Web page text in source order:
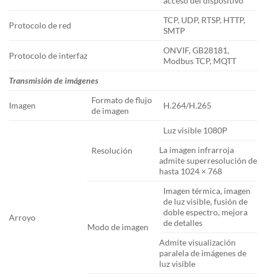
Protocolo de red
TCP, UDP, RTSP, HTTP,
SMTP
Protocolo de interfaz
ONVIF, GB28181,
Modbus TCP, MQTT
Transmisión de imágenes
Imagen
Formato de flujo
de imagen
H.264/H.265
Arroyo
Resolución
Luz visible 1080P
La imagen infrarroja
admite superresolución de
hasta 1024 × 768
Modo de imagen
Imagen térmica, imagen
de luz visible, fusión de
doble espectro, mejora
de detalles
Admite visualización
paralela de imágenes de
luz visible